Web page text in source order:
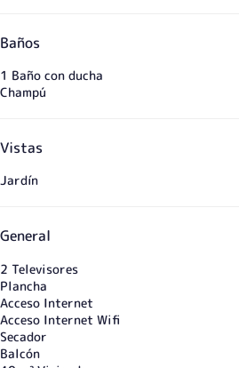
Baños
1 Baño con ducha
Champú
Vistas
Jardín
General
2 Televisores
Plancha
Acceso Internet
Acceso Internet Wifi
Secador
Balcón